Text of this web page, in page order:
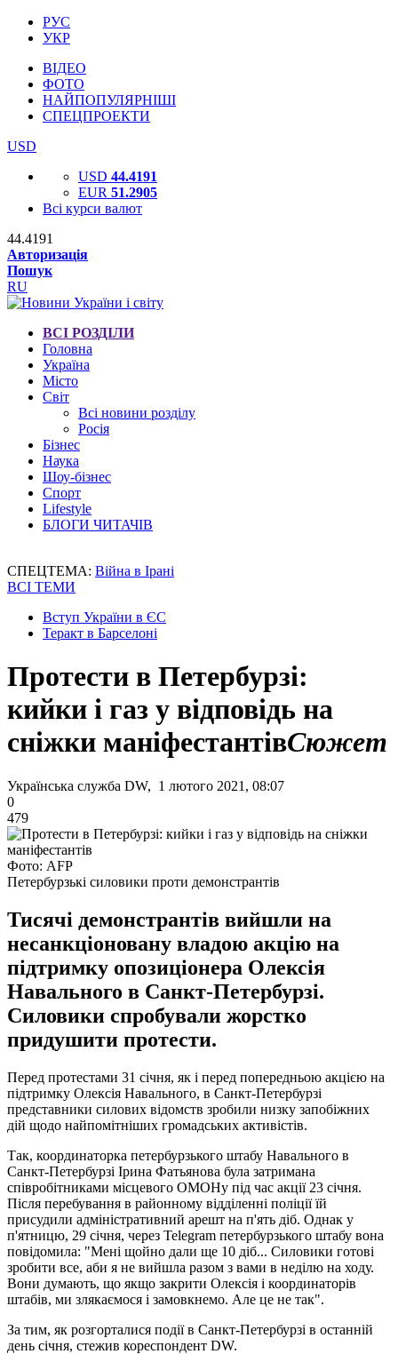
РУС
УКР
ВІДЕО
ФОТО
НАЙПОПУЛЯРНІШІ
СПЕЦПРОЕКТИ
USD
USD 44.4191
EUR 51.2905
Всі курси валют
44.4191
Авторизація
Пошук
RU
ВСІ РОЗДІЛИ
Головна
Україна
Місто
Світ
Всі новини розділу
Росія
Бізнес
Наука
Шоу-бізнес
Спорт
Lifestyle
БЛОГИ ЧИТАЧІВ
СПЕЦТЕМА: Війна в Ірані
ВСІ ТЕМИ
Вступ України в ЄС
Теракт в Барселоні
Протести в Петербурзі:
кийки і газ у відповідь на
сніжки маніфестантівСюжет
Українська служба DW, 1 лютого 2021, 08:07
0
479
Фото: AFP
Петербурзькі силовики проти демонстрантів
Тисячі демонстрантів вийшли на
несанкціоновану владою акцію на
підтримку опозиціонера Олексія
Навального в Санкт-Петербурзі.
Силовики спробували жорстко
придушити протести.
Перед протестами 31 січня, як і перед попередньою акцією на
підтримку Олексія Навального, в Санкт-Петербурзі
представники силових відомств зробили низку запобіжних
дій щодо найпомітніших громадських активістів.
Так, координаторка петербурзького штабу Навального в
Санкт-Петербурзі Ірина Фатьянова була затримана
співробітниками місцевого ОМОНу під час акції 23 січня.
Після перебування в районному відділенні поліції їй
присудили адміністративний арешт на п'ять діб. Однак у
п'ятницю, 29 січня, через Telegram петербурзького штабу вона
повідомила: "Мені щойно дали ще 10 діб... Силовики готові
зробити все, аби я не вийшла разом з вами в неділю на ходу.
Вони думають, що якщо закрити Олексія і координаторів
штабів, ми злякаємося і замовкнемо. Але це не так".
За тим, як розгорталися події в Санкт-Петербурзі в останній
день січня, стежив кореспондент DW.